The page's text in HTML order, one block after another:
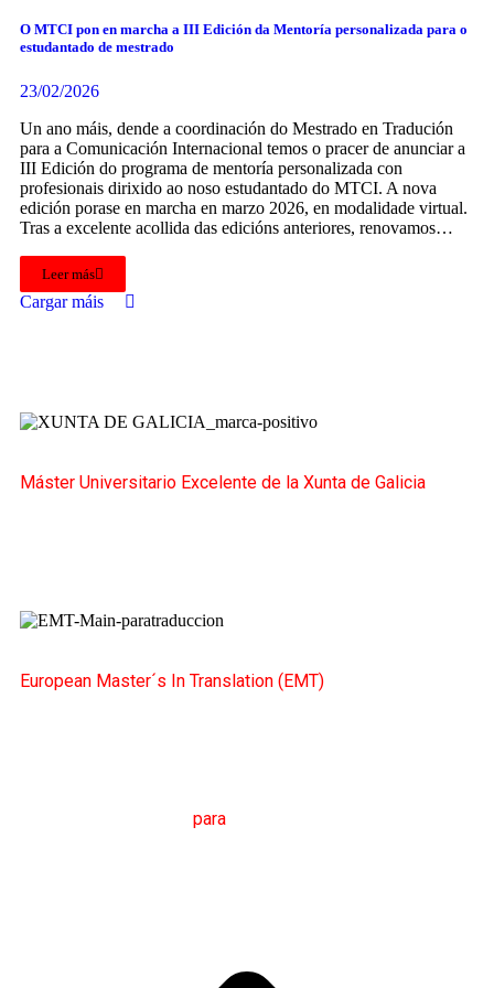
O MTCI pon en marcha a III Edición da Mentoría personalizada para o
estudantado de mestrado
23/02/2026
Un ano máis, dende a coordinación do Mestrado en Tradución
para a Comunicación Internacional temos o pracer de anunciar a
III Edición do programa de mentoría personalizada con
profesionais dirixido ao noso estudantado do MTCI. A nova
edición porase en marcha en marzo 2026, en modalidade virtual.
Tras a excelente acollida das edicións anteriores, renovamos…
Leer más
Cargar máis
Máster Universitario Excelente de la Xunta de Galicia
European Master´s In Translation (EMT)
para